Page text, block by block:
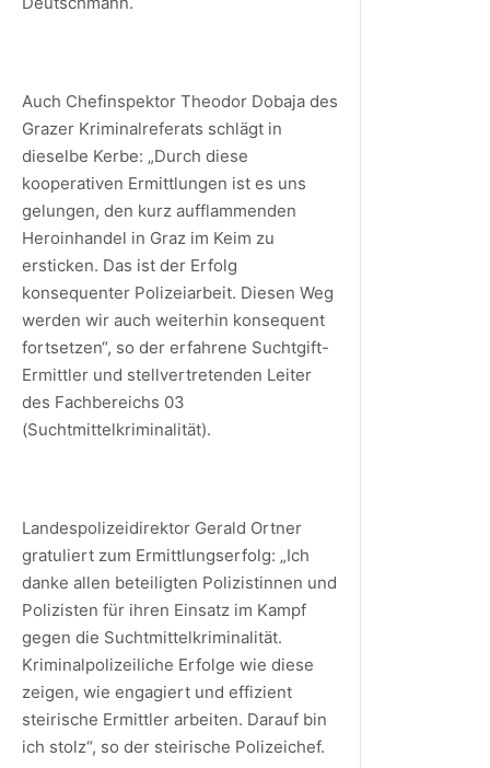
Auch Chefinspektor Theodor Dobaja des
Grazer Kriminalreferats schlägt in
dieselbe Kerbe: „Durch diese
kooperativen Ermittlungen ist es uns
gelungen, den kurz aufflammenden
Heroinhandel in Graz im Keim zu
ersticken. Das ist der Erfolg
konsequenter Polizeiarbeit. Diesen Weg
werden wir auch weiterhin konsequent
fortsetzen“, so der erfahrene Suchtgift-
Ermittler und stellvertretenden Leiter
des Fachbereichs 03
(Suchtmittelkriminalität).
Landespolizeidirektor Gerald Ortner
gratuliert zum Ermittlungserfolg: „Ich
danke allen beteiligten Polizistinnen und
Polizisten für ihren Einsatz im Kampf
gegen die Suchtmittelkriminalität.
Kriminalpolizeiliche Erfolge wie diese
zeigen, wie engagiert und effizient
steirische Ermittler arbeiten. Darauf bin
ich stolz“, so der steirische Polizeichef.